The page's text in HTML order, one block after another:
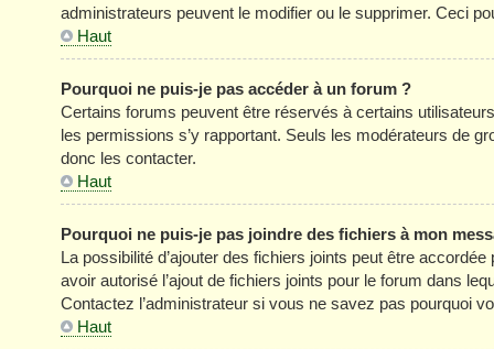
administrateurs peuvent le modifier ou le supprimer. Ceci
Haut
Pourquoi ne puis-je pas accéder à un forum ?
Certains forums peuvent être réservés à certains
les permissions s’y rapportant. Seuls les modérateurs de
donc les contacter.
Haut
Pourquoi ne puis-je pas joindre des fichiers à mon
La possibilité d’ajouter des fichiers joints peut être
avoir autorisé l’ajout de fichiers joints pour le forum dans
Contactez l’administrateur si vous ne savez pas pourquoi
Haut